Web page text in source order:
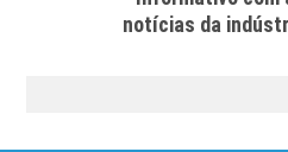
notícias da